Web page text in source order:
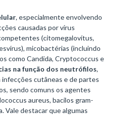
, especialmente envolvendo
causadas por vírus
(citomegalovítus,
micobactérias (incluindo
como Candida, Cryptococcus e
na função dos neutrófilos,
infecções cutâneas e de partes
sendo comuns os agentes
aureus, bacilos gram-
Vale destacar que algumas